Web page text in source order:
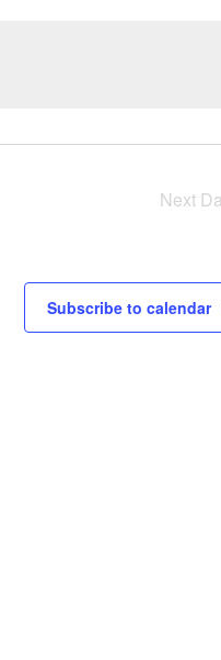
Next
Subscribe to calendar